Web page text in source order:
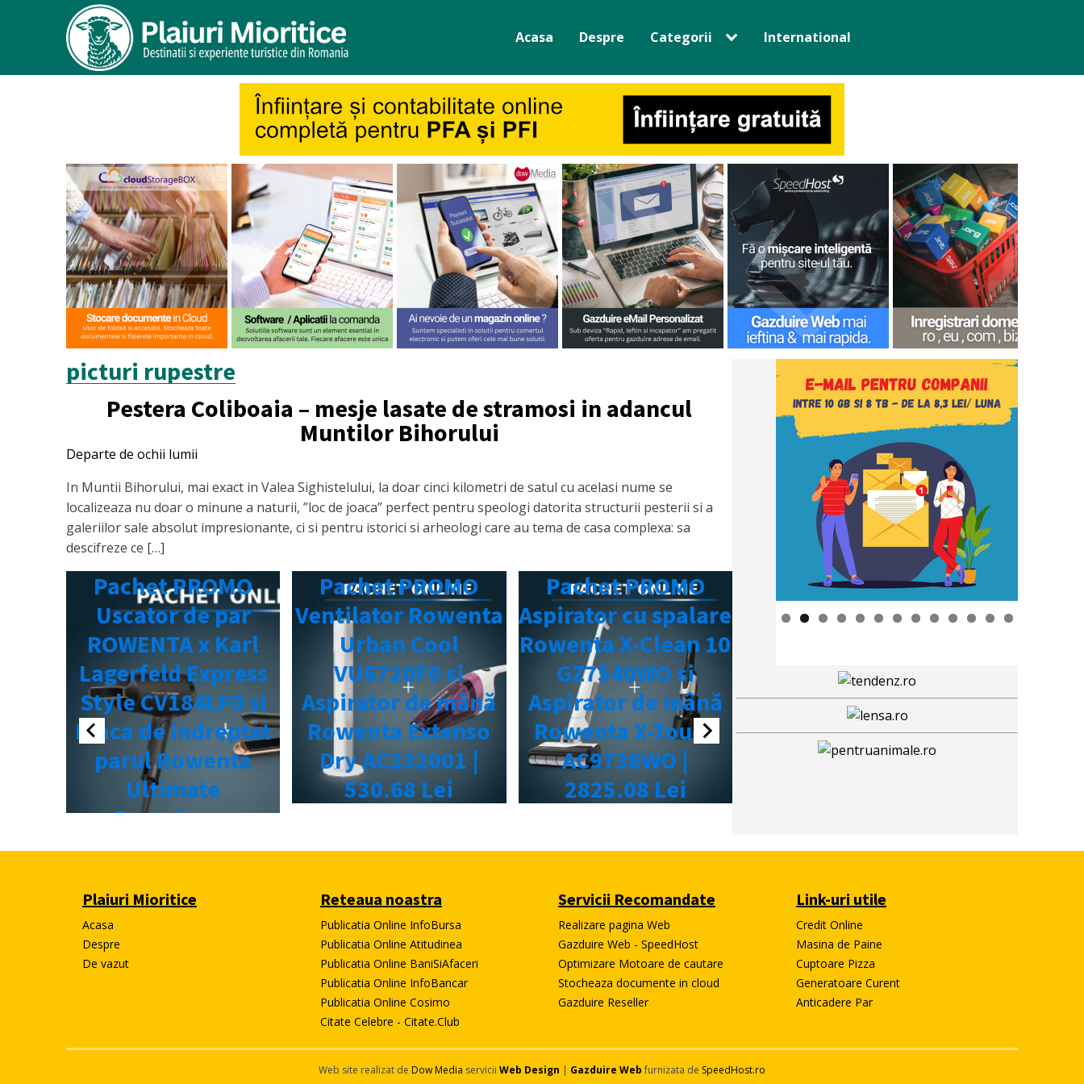
Acasa Despre Categorii International
picturi rupestre
Pestera Coliboaia – mesje lasate de stramosi in adancul
Muntilor Bihorului
Departe de ochii lumii
In Muntii Bihorului, mai exact in Valea Sighistelului, la doar cinci kilometri de satul cu acelasi nume se
localizeaza nu doar o minune a naturii, ”loc de joaca” perfect pentru speologi datorita structurii pesterii si a
galeriilor sale absolut impresionante, ci si pentru istorici si arheologi care au tema de casa complexa: sa
descifreze ce […]
Plaiuri Mioritice
Acasa
Despre
De vazut
Reteaua noastra
Publicatia Online InfoBursa
Publicatia Online Atitudinea
Publicatia Online BaniSiAfaceri
Publicatia Online InfoBancar
Publicatia Online Cosimo
Citate Celebre - Citate.Club
Servicii Recomandate
Realizare pagina Web
Gazduire Web - SpeedHost
Optimizare Motoare de cautare
Stocheaza documente in cloud
Gazduire Reseller
Link-uri utile
Credit Online
Masina de Paine
Cuptoare Pizza
Generatoare Curent
Anticadere Par
Web site realizat de Dow Media servicii Web Design | Gazduire Webfurnizata de SpeedHost.ro